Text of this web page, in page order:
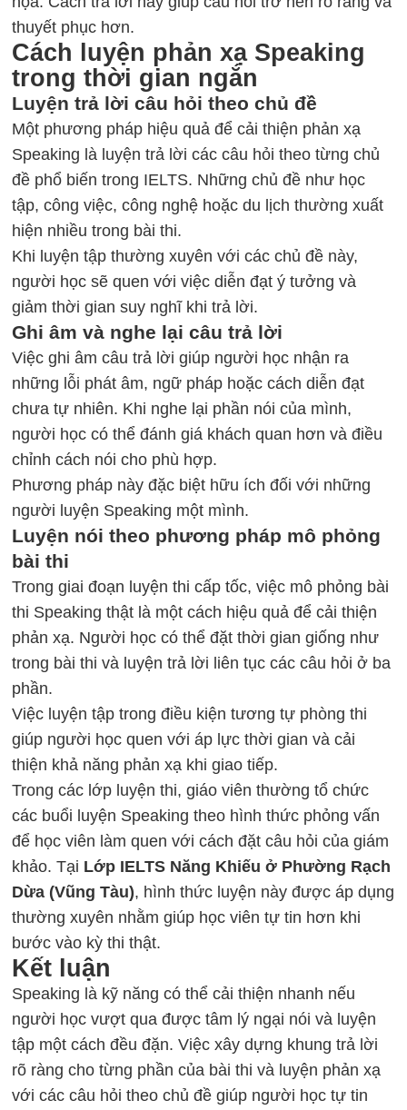
thuyết phục hơn.
Cách luyện phản xạ Speaking
trong thời gian ngắn
Luyện trả lời câu hỏi theo chủ đề
Một phương pháp hiệu quả để cải thiện phản xạ
Speaking là luyện trả lời các câu hỏi theo từng chủ
đề phổ biến trong IELTS. Những chủ đề như học
tập, công việc, công nghệ hoặc du lịch thường xuất
hiện nhiều trong bài thi.
Khi luyện tập thường xuyên với các chủ đề này,
người học sẽ quen với việc diễn đạt ý tưởng và
giảm thời gian suy nghĩ khi trả lời.
Ghi âm và nghe lại câu trả lời
Việc ghi âm câu trả lời giúp người học nhận ra
những lỗi phát âm, ngữ pháp hoặc cách diễn đạt
chưa tự nhiên. Khi nghe lại phần nói của mình,
người học có thể đánh giá khách quan hơn và điều
chỉnh cách nói cho phù hợp.
Phương pháp này đặc biệt hữu ích đối với những
người luyện Speaking một mình.
Luyện nói theo phương pháp mô phỏng
bài thi
Trong giai đoạn luyện thi cấp tốc, việc mô phỏng bài
thi Speaking thật là một cách hiệu quả để cải thiện
phản xạ. Người học có thể đặt thời gian giống như
trong bài thi và luyện trả lời liên tục các câu hỏi ở ba
phần.
Việc luyện tập trong điều kiện tương tự phòng thi
giúp người học quen với áp lực thời gian và cải
thiện khả năng phản xạ khi giao tiếp.
Trong các lớp luyện thi, giáo viên thường tổ chức
các buổi luyện Speaking theo hình thức phỏng vấn
để học viên làm quen với cách đặt câu hỏi của giám
khảo. Tại Lớp IELTS Năng Khiếu ở Phường Rạch
Dừa (Vũng Tàu), hình thức luyện này được áp dụng
thường xuyên nhằm giúp học viên tự tin hơn khi
bước vào kỳ thi thật.
Kết luận
Speaking là kỹ năng có thể cải thiện nhanh nếu
người học vượt qua được tâm lý ngại nói và luyện
tập một cách đều đặn. Việc xây dựng khung trả lời
rõ ràng cho từng phần của bài thi và luyện phản xạ
với các câu hỏi theo chủ đề giúp người học tự tin